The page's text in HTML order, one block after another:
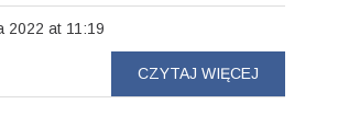
2022 at 11:19
CZYTAJ WIĘCEJ